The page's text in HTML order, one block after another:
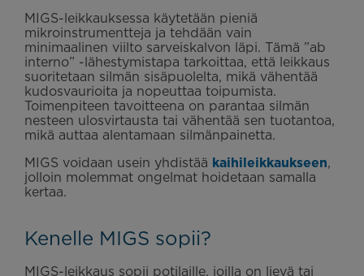
MIGS-leikkauksessa käytetään pieniä
mikroinstrumentteja ja tehdään vain
minimaalinen viilto sarveiskalvon läpi. Tämä ”ab
interno” -lähestymistapa tarkoittaa, että leikkaus
suoritetaan silmän sisäpuolelta, mikä vähentää
kudosvaurioita ja nopeuttaa toipumista.
Toimenpiteen tavoitteena on parantaa silmän
nesteen ulosvirtausta tai vähentää sen tuotantoa,
mikä auttaa alentamaan silmänpainetta.
MIGS voidaan usein yhdistää kaihileikkaukseen,
jolloin molemmat ongelmat hoidetaan samalla
kertaa.
Kenelle MIGS sopii?
MIGS-leikkaus sopii potilaille, joilla on lievä tai